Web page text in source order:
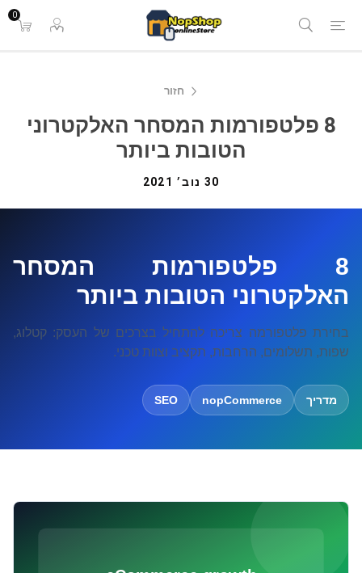
0
חזור
8 פלטפורמות המסחר האלקטרוני
הטובות ביותר
30 נוב׳ 2021
8 פלטפורמות המסחר
האלקטרוני הטובות ביותר
בחירת פלטפורמה צריכה להתחיל בצרכים של העסק: קטלוג,
שפות, תשלומים, הרחבות, תקציב וצוות טכני.
מדריך nopCommerce
SEO